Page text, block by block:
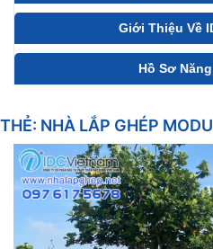
Giới Thiệu Về
Hồ Sơ
THẺ: NHÀ LẮP GHÉP